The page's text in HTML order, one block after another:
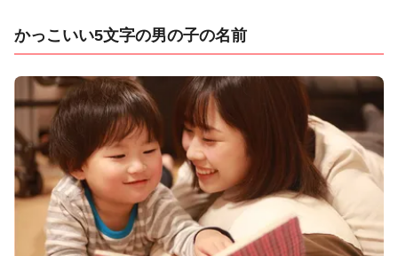
かっこいい5文字の男の子の名前